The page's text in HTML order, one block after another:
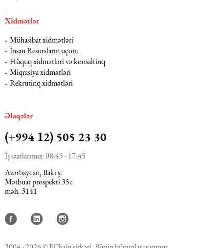
Xidmətlər
Mühasibat xidmətləri
İnsan Resursların uçotu
Hüquq xidmətləri və konsaltinq
Miqrasiya xidmətləri
Rekrutinq xidmətləri
Əlaqələr
(+994 12) 505 23 30
İş saatlarımız: 08:45 - 17:45
Azərbaycan, Bakı ş.
Mətbuat prospekti 35c
məh. 3141